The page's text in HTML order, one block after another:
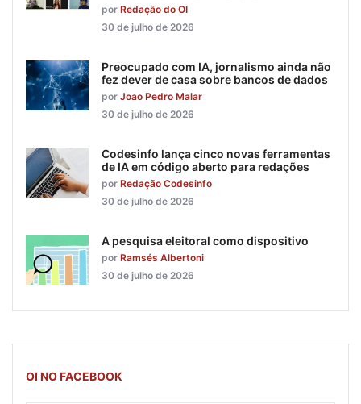
por Redação do OI
30 de julho de 2026
Preocupado com IA, jornalismo ainda não
fez dever de casa sobre bancos de dados
por Joao Pedro Malar
30 de julho de 2026
Codesinfo lança cinco novas ferramentas
de IA em código aberto para redações
por Redação Codesinfo
30 de julho de 2026
A pesquisa eleitoral como dispositivo
por Ramsés Albertoni
30 de julho de 2026
OI NO FACEBOOK